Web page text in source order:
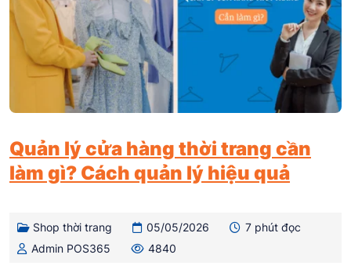
Quản lý cửa hàng thời trang cần
làm gì? Cách quản lý hiệu quả
Shop thời trang 05/05/2026
7 phút đọc
Admin POS365
4840